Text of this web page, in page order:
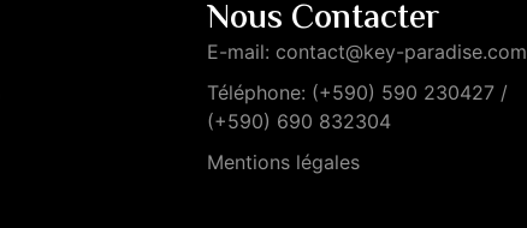
Nous Contacter
E-mail: contact@key-paradise.com
Téléphone: (+590) 590 230427 /
(+590) 690 832304
Mentions légales